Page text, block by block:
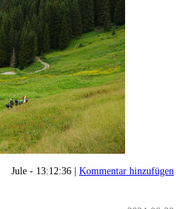
Jule - 13:12:36 | Kommentar hinzufügen